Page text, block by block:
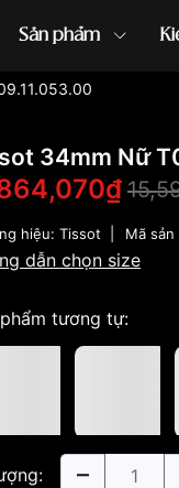
Sản phẩm
34mm Nữ
hiệu: Tissot Mã sản
dẫn chọn size
tương tự: